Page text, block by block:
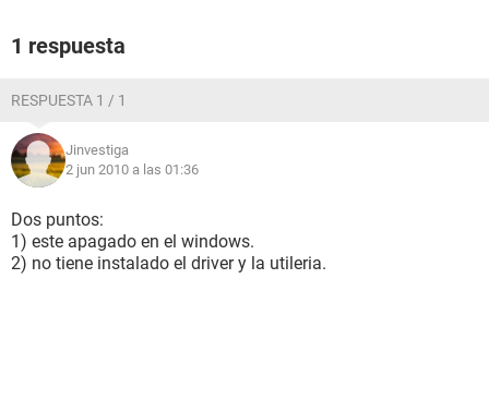
1 respuesta
RESPUESTA 1 / 1
Jinvestiga
2 jun 2010 a las 01:36
Dos puntos:
1) este apagado en el windows.
2) no tiene instalado el driver y la utileria.